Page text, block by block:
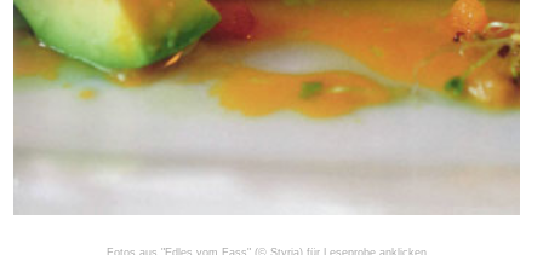
Fotos aus "Edles vom Fass" (© Styria) für Leseprobe anklicken